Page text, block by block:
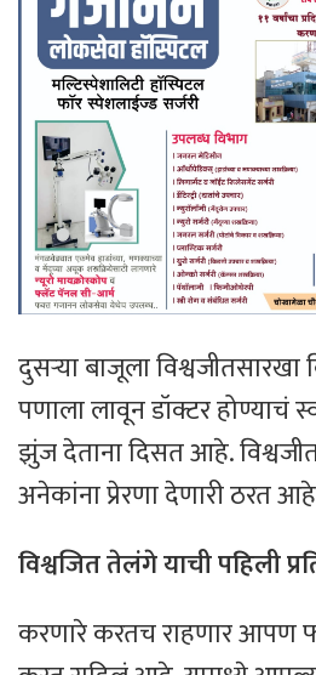
दुसऱ्या बाजूला विश्वजीतसारखा
पणाला लावून डॉक्टर होण्याचं
झुंज देताना दिसत आहे.
अनेकांना प्रेरणा देणारी ठरत
विश्वजित तेलंगे याची पहिली
करणारे करतच राहणार आपण